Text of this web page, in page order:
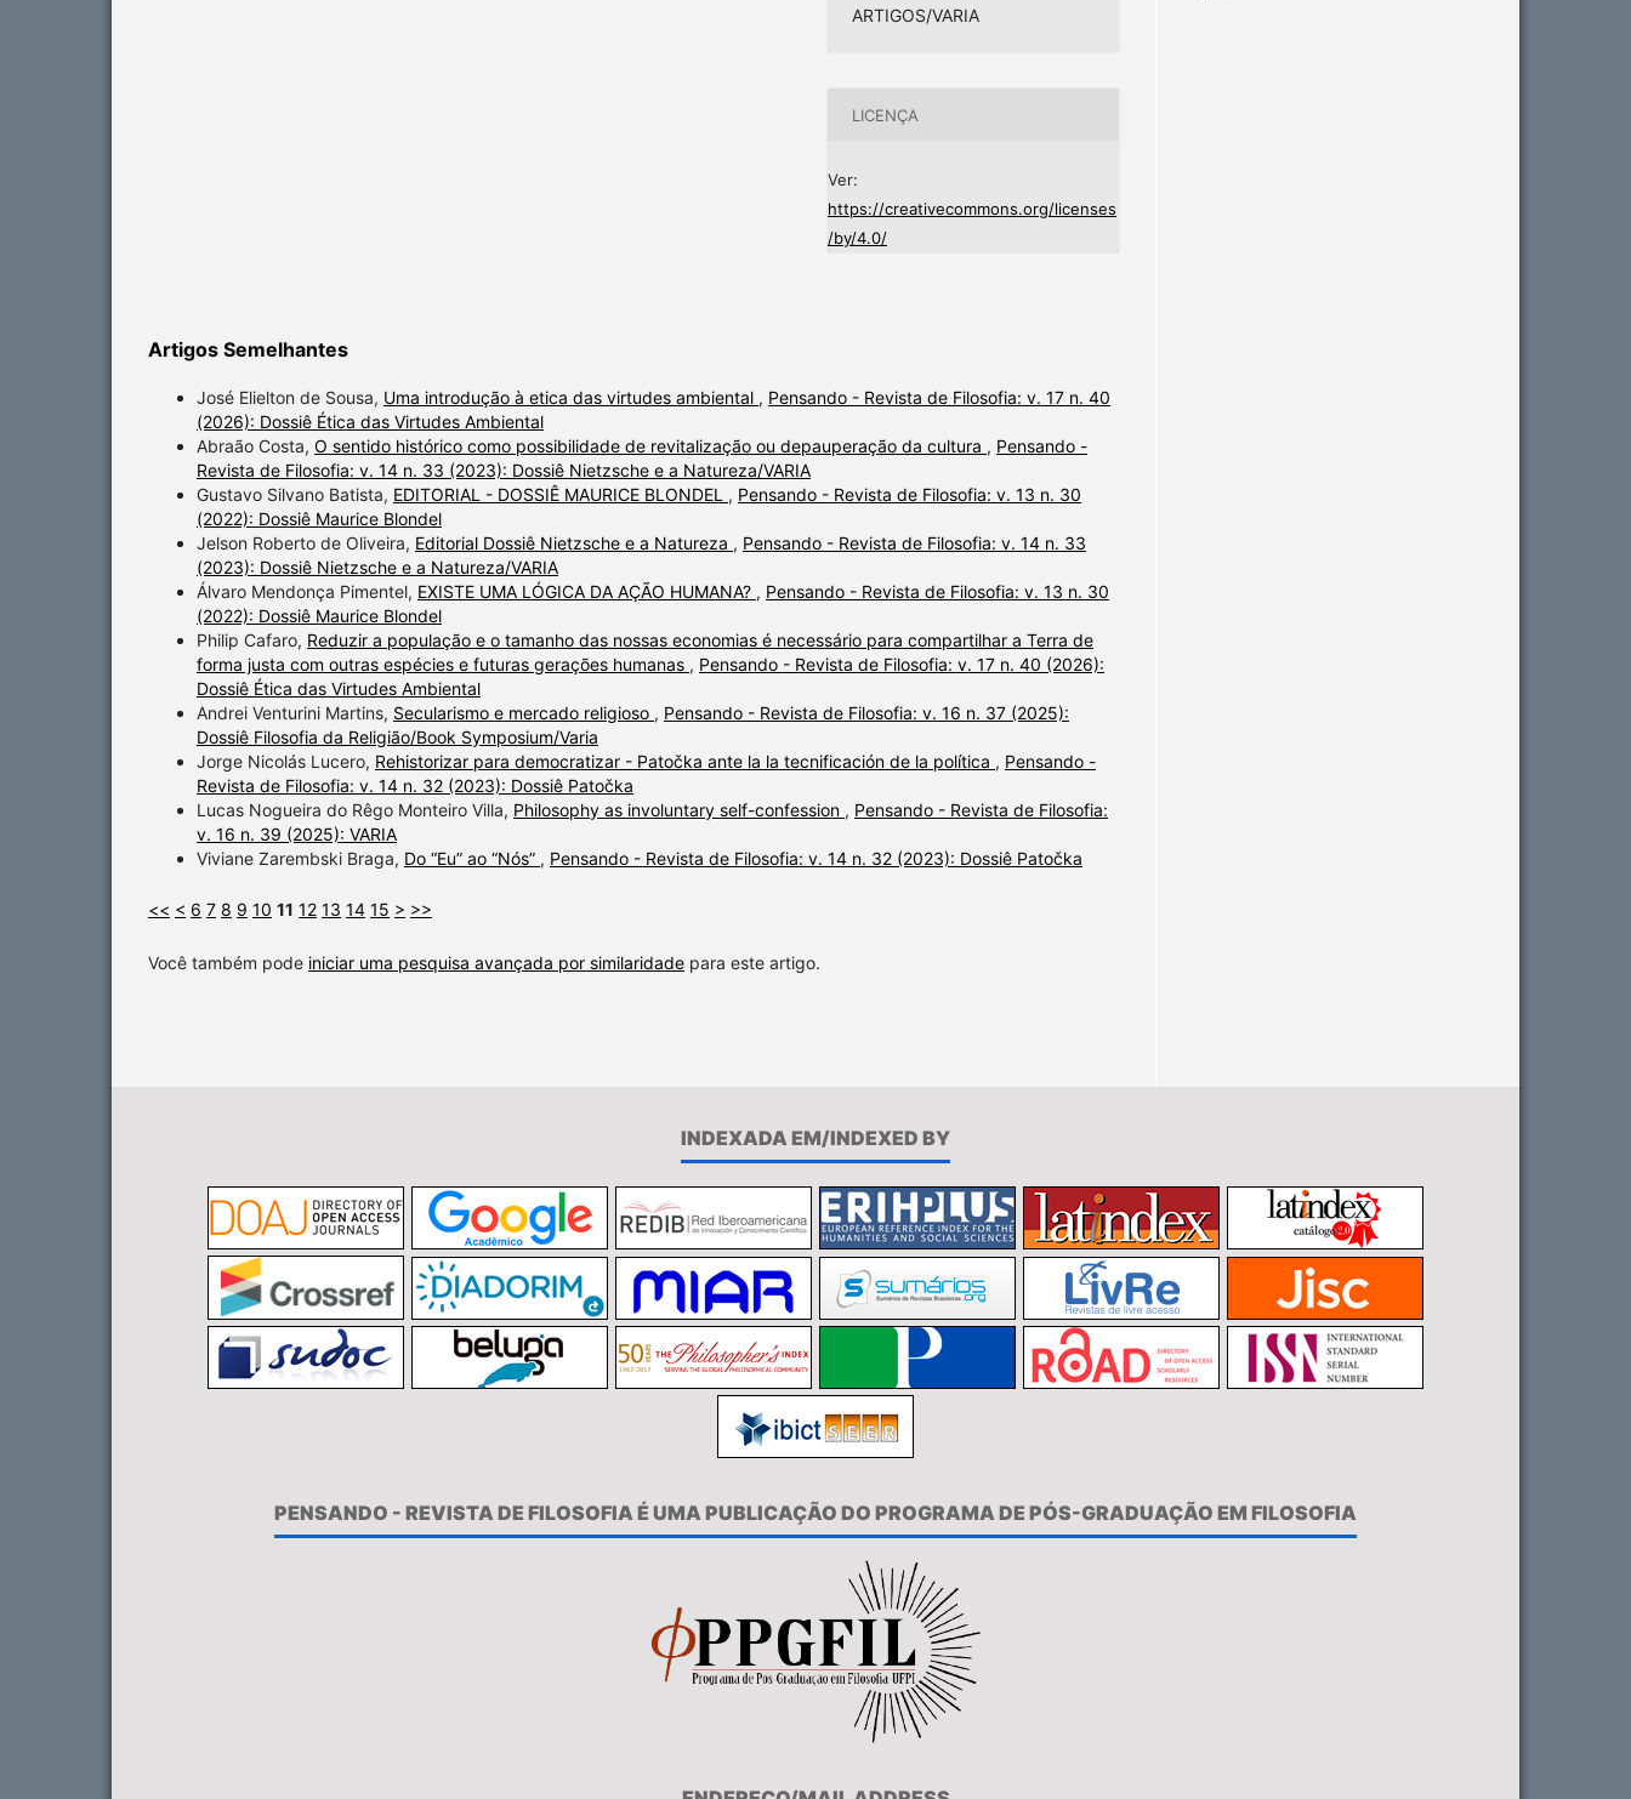
ARTIGOS/VARIA
LICENÇA
Ver:
https://creativecommons.org/licenses
/by/4.0/
Artigos Semelhantes
José Elielton de Sousa, Uma introdução à etica das virtudes ambiental , Pensando - Revista de Filosofia: v. 17 n. 40
(2026): Dossiê Ética das Virtudes Ambiental
Abraão Costa, O sentido histórico como possibilidade de revitalização ou depauperação da cultura , Pensando -
Revista de Filosofia: v. 14 n. 33 (2023): Dossiê Nietzsche e a Natureza/VARIA
Gustavo Silvano Batista, EDITORIAL - DOSSIÊ MAURICE BLONDEL , Pensando - Revista de Filosofia: v. 13 n. 30
(2022): Dossiê Maurice Blondel
Jelson Roberto de Oliveira, Editorial Dossiê Nietzsche e a Natureza , Pensando - Revista de Filosofia: v. 14 n. 33
(2023): Dossiê Nietzsche e a Natureza/VARIA
Álvaro Mendonça Pimentel, EXISTE UMA LÓGICA DA AÇÃO HUMANA? , Pensando - Revista de Filosofia: v. 13 n. 30
(2022): Dossiê Maurice Blondel
Philip Cafaro, Reduzir a população e o tamanho das nossas economias é necessário para compartilhar a Terra de
forma justa com outras espécies e futuras gerações humanas , Pensando - Revista de Filosofia: v. 17 n. 40 (2026):
Dossiê Ética das Virtudes Ambiental
Andrei Venturini Martins, Secularismo e mercado religioso , Pensando - Revista de Filosofia: v. 16 n. 37 (2025):
Dossiê Filosofia da Religião/Book Symposium/Varia
Jorge Nicolás Lucero, Rehistorizar para democratizar - Patočka ante la la tecnificación de la política , Pensando -
Revista de Filosofia: v. 14 n. 32 (2023): Dossiê Patočka
Lucas Nogueira do Rêgo Monteiro Villa, Philosophy as involuntary self-confession , Pensando - Revista de Filosofia:
v. 16 n. 39 (2025): VARIA
Viviane Zarembski Braga, Do “Eu” ao “Nós” , Pensando - Revista de Filosofia: v. 14 n. 32 (2023): Dossiê Patočka
<< < 6 7 8 9 10 11 12 13 14 15 > >>
Você também pode iniciar uma pesquisa avançada por similaridade para este artigo.
INDEXADA EM/INDEXED BY
PENSANDO - REVISTA DE FILOSOFIA É UMA PUBLICAÇÃO DO PROGRAMA DE PÓS-GRADUAÇÃO EM FILOSOFIA